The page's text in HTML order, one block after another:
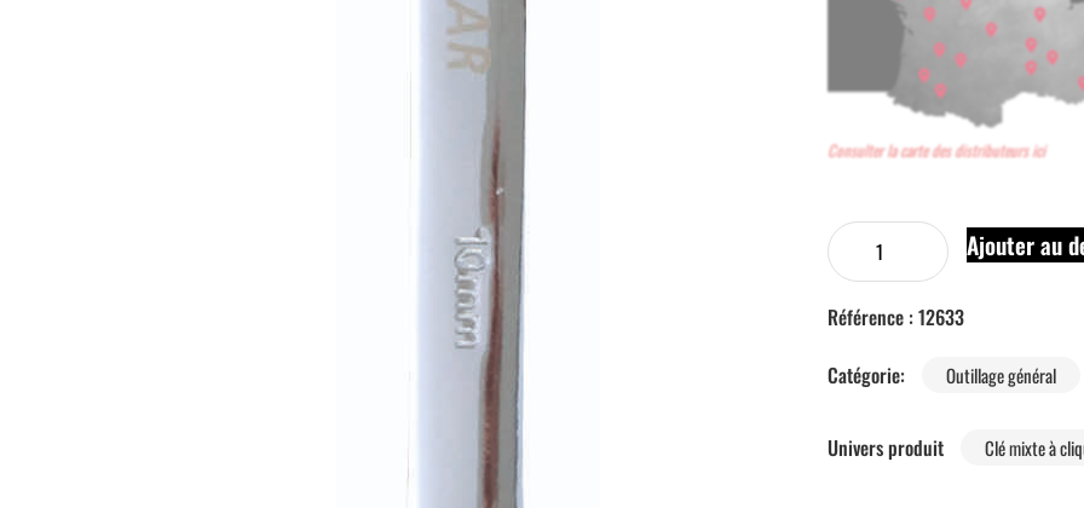
Consulter la carte des distributeurs ici
Ajouter au
Référence : 12633
Catégorie:
Outillage général
Univers produit Clé mixte à